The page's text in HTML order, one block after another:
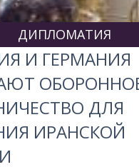
ДИПЛОМАТИЯ
И ГЕРМАНИЯ
ДЛЯ
ИРАНСКОЙ